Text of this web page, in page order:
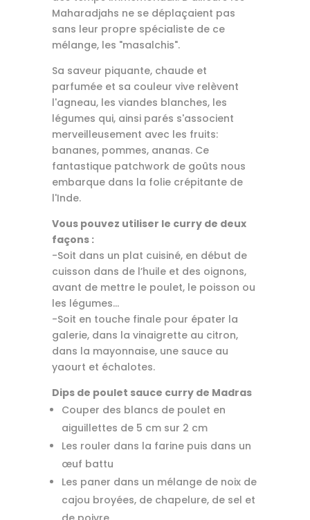
Maharadjahs ne se déplaçaient pas
sans leur propre spécialiste de ce
mélange, les "masalchis".
Sa saveur piquante, chaude et
parfumée et sa couleur vive relèvent
l'agneau, les viandes blanches, les
légumes qui, ainsi parés s'associent
merveilleusement avec les fruits:
bananes, pommes, ananas. Ce
fantastique patchwork de goûts nous
embarque dans la folie crépitante de
l'Inde.
Vous pouvez utiliser le curry de deux
façons :
-Soit dans un plat cuisiné, en début de
cuisson dans de l’huile et des oignons,
avant de mettre le poulet, le poisson ou
les légumes…
-Soit en touche finale pour épater la
galerie, dans la vinaigrette au citron,
dans la mayonnaise, une sauce au
yaourt et échalotes.
Dips de poulet sauce curry de Madras
Couper des blancs de poulet en
aiguillettes de 5 cm sur 2 cm
Les rouler dans la farine puis dans un
œuf battu
Les paner dans un mélange de noix de
cajou broyées, de chapelure, de sel et